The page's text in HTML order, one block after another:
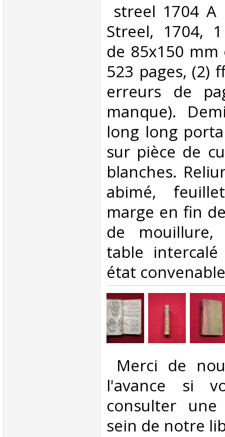
streel 1704 A
Streel, 1704,
de 85x150
523 pages, (2)
erreurs de
manque).
long long
sur pièce de
blanches.
abimé,
marge en fin
de
table
état
Merci de
l'avance si
consulter
sein de notre